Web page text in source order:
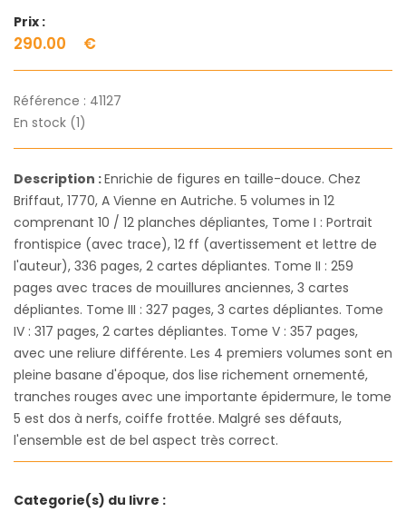
Prix :
290.00 €
Référence : 41127
En stock (1)
Description :Enrichie de figures en taille-douce. Chez
Briffaut, 1770, A Vienne en Autriche. 5 volumes in 12
comprenant 10 / 12 planches dépliantes, Tome I : Portrait
frontispice (avec trace), 12 ff (avertissement et lettre de
l'auteur), 336 pages, 2 cartes dépliantes. Tome II : 259
pages avec traces de mouillures anciennes, 3 cartes
dépliantes. Tome III : 327 pages, 3 cartes dépliantes. Tome
IV : 317 pages, 2 cartes dépliantes. Tome V : 357 pages,
avec une reliure différente. Les 4 premiers volumes sont en
pleine basane d'époque, dos lise richement ornementé,
tranches rouges avec une importante épidermure, le tome
5 est dos à nerfs, coiffe frottée. Malgré ses défauts,
l'ensemble est de bel aspect très correct.
Categorie(s) du livre :